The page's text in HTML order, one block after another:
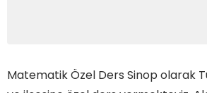
Matematik Özel Ders Sinop olarak